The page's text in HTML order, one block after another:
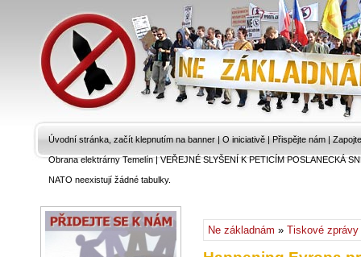
Úvodní stránka, začít klepnutím na banner | O iniciativě | Přispějte nám |
Obrana elektrárny Temelín|VEŘEJNÉ SLYŠENÍ K PETICÍM POSLANECKÁ
NATO neexistují žádné tabulky.
Ne základnám » Tiskové zprávy